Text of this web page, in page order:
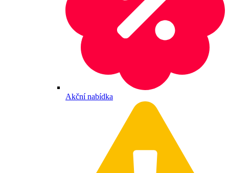
Akční nabídka